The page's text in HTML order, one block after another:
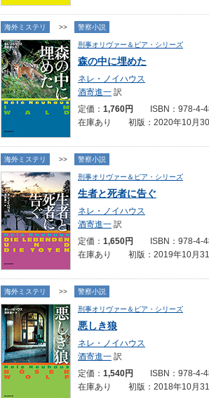
海外ミステリ >> 警察小説
刑事オリヴァー＆ピア・シリーズ
森の中に埋めた
ネレ・ノイハウス
酒寄進一 訳
定価： 1,760円
ISBN：978-4-
在庫あり 初版：2020年10月30
海外ミステリ >> 警察小説
刑事オリヴァー＆ピア・シリーズ
生者と死者に告ぐ
ネレ・ノイハウス
酒寄進一 訳
定価： 1,650円
ISBN：978-4-
在庫あり 初版：2019年10月31
海外ミステリ >> 警察小説
刑事オリヴァー＆ピア・シリーズ
悪しき狼
ネレ・ノイハウス
酒寄進一 訳
定価： 1,540円
ISBN：978-4-
在庫あり 初版：2018年10月31